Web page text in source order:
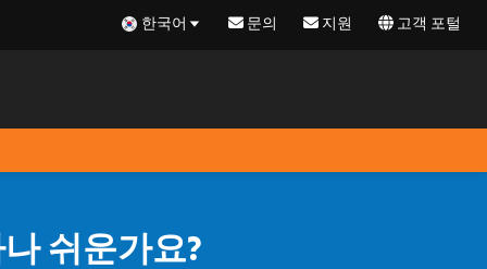
한국어 문의 지원 고객 포털
쉬운가요?